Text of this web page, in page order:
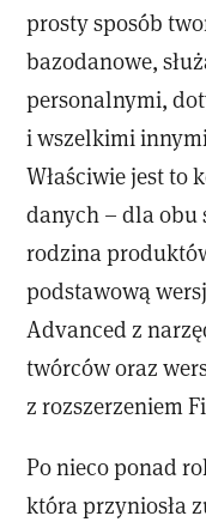
prosty sposób
bazodanowe,
personalnymi,
i wszelkimi
Właściwie jest to
danych – dla obu
rodzina
podstawową
Advanced z
twórców oraz
z rozszerzeniem
Po nieco ponad
która przyniosła